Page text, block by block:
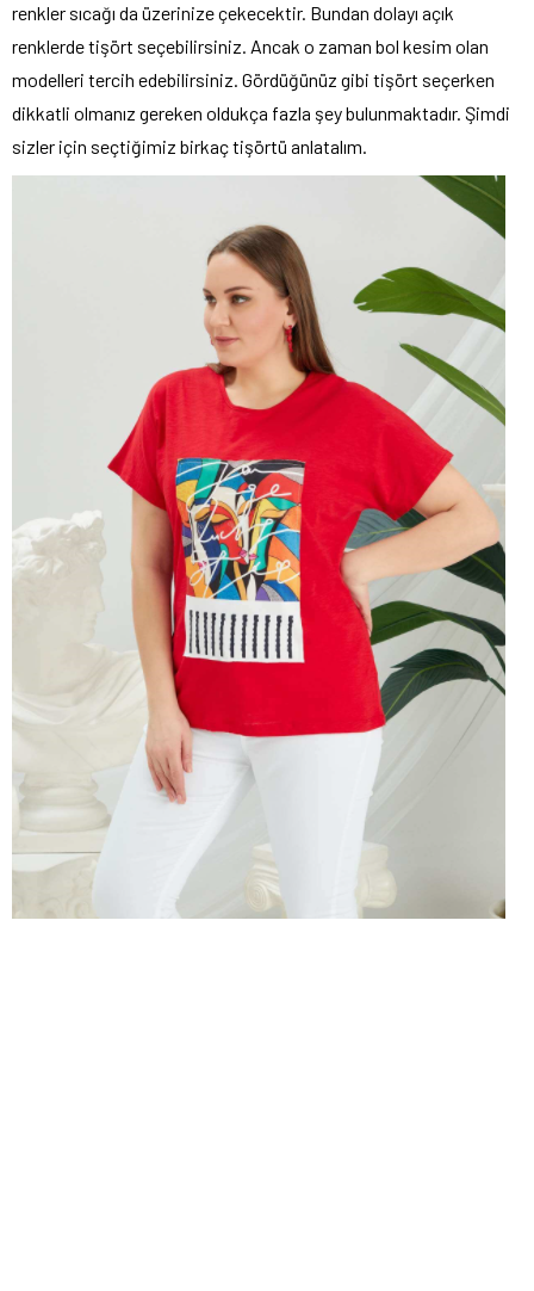
renkler sıcağı da üzerinize çekecektir. Bundan dolayı açık
renklerde tişört seçebilirsiniz. Ancak o zaman bol kesim olan
modelleri tercih edebilirsiniz. Gördüğünüz gibi tişört seçerken
dikkatli olmanız gereken oldukça fazla şey bulunmaktadır. Şimdi
sizler için seçtiğimiz birkaç tişörtü anlatalım.